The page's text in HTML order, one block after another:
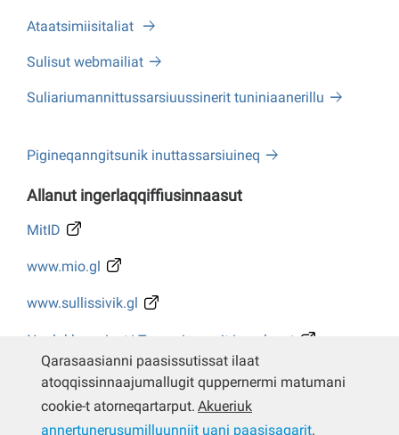
Ataatsimiisitaliat
Sulisut webmailiat
Suliariumannittussarsiuussinerit tuniniaanerillu
Pigineqanngitsunik inuttassarsiuineq
Allanut ingerlaqqiffiusinnaasut
MitID
www.mio.gl
www.sullissivik.gl
Naalakkersuisut/ Tusarniaanerit ingerlasut
Whistleblower
Qarasaasianni paasissutissat ilaat
atoqqissinnaajumallugit quppernermi matumani
cookie-t atorneqartarput. Akueriuk
annertunerusumilluunniit uani paasisaqarit.